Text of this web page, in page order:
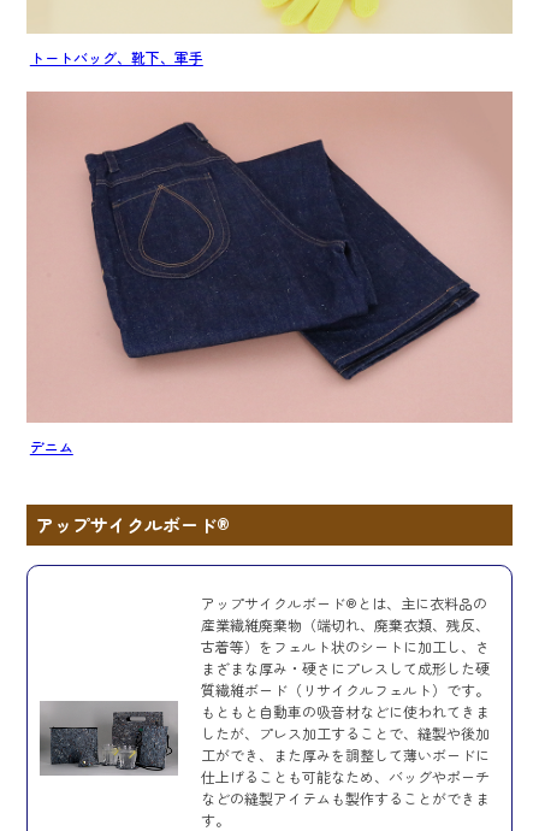
トートバッグ、靴下、軍手
デニム
アップサイクルボード®
アップサイクルボード®とは、主に衣料品の
産業繊維廃棄物（端切れ、廃棄衣類、残反、
古着等）をフェルト状のシートに加工し、さ
まざまな厚み・硬さにプレスして成形した硬
質繊維ボード（リサイクルフェルト）です。
もともと自動車の吸音材などに使われてきま
したが、プレス加工することで、縫製や後加
工ができ、また厚みを調整して薄いボードに
仕上げることも可能なため、バッグやポーチ
などの縫製アイテムも製作することができま
す。